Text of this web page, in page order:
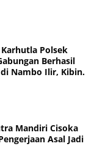
Polsek
Berhasil
Nambo Ilir, Kibin.
Mandiri Cisoka
Asal Jadi